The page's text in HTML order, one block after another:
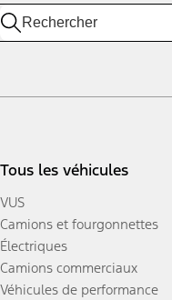
Tous les véhicules
VUS
Camions et fourgonnettes
Électriques
Camions commerciaux
Véhicules de performance